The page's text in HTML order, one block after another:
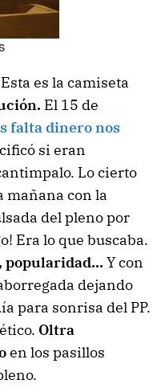
Esta es la camiseta
El 15 de
falta dinero nos
si eran
Lo cierto
mañana con la
del pleno por
Era lo que buscaba.
popularidad… Y con
dejando
para sonrisa del PP.
Oltra
en los pasillos